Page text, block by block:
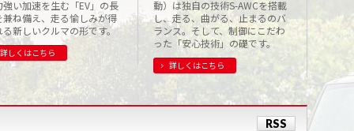
強い加速を生む「EV」の長
兼ね備え、走る愉しみが得
る新しいクルマの形です。
詳しくはこちら
動）は独自の技術S-AWCを搭載
し、走る、曲がる、止まるのバ
ランス。そして、制御にこだわ
った「安心技術」の礎です。
詳しくはこちら
RSS